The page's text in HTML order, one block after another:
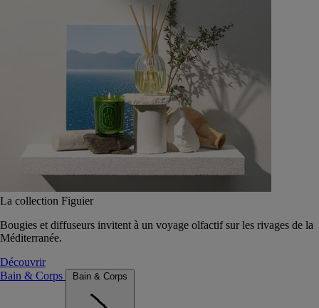
La collection Figuier
Bougies et diffuseurs invitent à un voyage olfactif sur les rivages de la
Méditerranée.
Découvrir
Bain & Corps
Bain & Corps